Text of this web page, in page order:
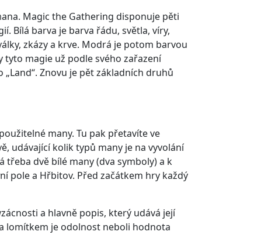
Magic the Gathering disponuje pěti
Bílá barva je barva řádu, světla, víry,
zkázy a krve. Modrá je potom barvou
tyto magie už podle svého zařazení
Znovu je pět základních druhů
many. Tu pak přetavíte ve
udávající kolik typů many je na vyvolání
třeba dvě bílé many (dva symboly) a k
pole a Hřbitov. Před začátkem hry každý
a hlavně popis, který udává její
lomítkem je odolnost neboli hodnota